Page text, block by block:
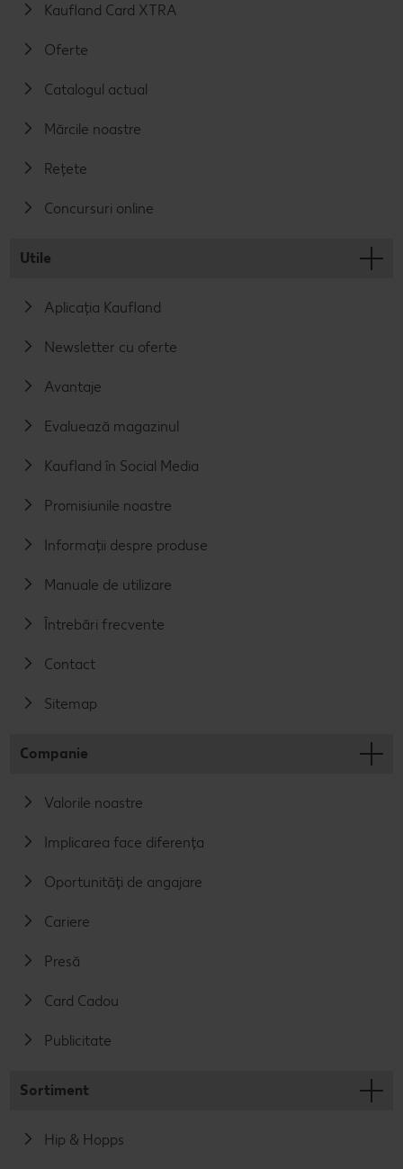
Kaufland Card XTRA
Oferte
Catalogul actual
Mărcile noastre
Rețete
Concursuri online
Utile
Aplicația Kaufland
Newsletter cu oferte
Avantaje
Evaluează magazinul
Kaufland în Social Media
Promisiunile noastre
Informații despre produse
Manuale de utilizare
Întrebări frecvente
Contact
Sitemap
Companie
Valorile noastre
Implicarea face diferența
Oportunități de angajare
Cariere
Presă
Card Cadou
Publicitate
Sortiment
Hip & Hopps